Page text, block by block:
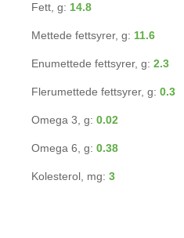
Fett, g: 14.8
Mettede fettsyrer, g: 11.6
Enumettede fettsyrer, g: 2.3
Flerumettede fettsyrer, g: 0.3
Omega 3, g: 0.02
Omega 6, g: 0.38
Kolesterol, mg: 3